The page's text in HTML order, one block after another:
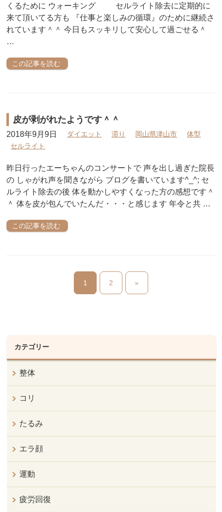
くるために ウォーキング セルライト除去に定期的に
来て頂いてる方も 『仕事と楽しみの循環』のために継続さ
れています＾＾ 今日もスッキリして安心して過ごせる＾
…
この記事を読む
皮が剥がれたようです＾＾
2018年9月9日 ダイエット 滞り 岡山県津山市
体型
セルライト
昨日行ったエーちゃんのコンサートで 声を出し過ぎた院長
の しゃがれ声を聞きながら ブログを書いています^_^; セ
ルライト除去の後 体を動かしやすくなった方の感想です＾
＾ 体を皮が包んでいたんだ・・・と感じます 年令と共 …
この記事を読む
1 2 »
カテゴリー
整体
コリ
たるみ
エラ顔
運動
疲労回復